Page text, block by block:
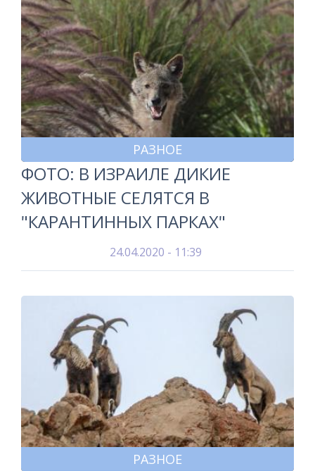
РАЗНОЕ
ФОТО: В ИЗРАИЛЕ ДИКИЕ
ЖИВОТНЫЕ СЕЛЯТСЯ В
"КАРАНТИННЫХ ПАРКАХ"
24.04.2020 - 11:39
РАЗНОЕ